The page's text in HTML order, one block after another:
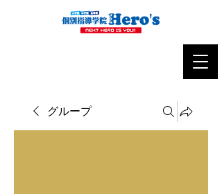
グループ